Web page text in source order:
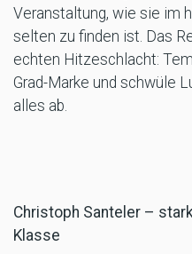
Veranstaltung, wie sie im
selten zu finden ist. Das
echten Hitzeschlacht:
Grad-Marke und schwüle
alles ab.
Christoph Santeler –
Klasse